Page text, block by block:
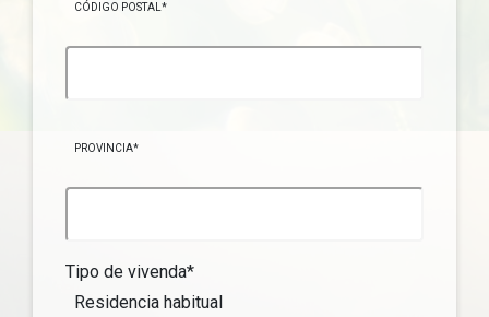
CÓDIGO POSTAL*
PROVINCIA*
Tipo de vivenda*
Residencia habitual